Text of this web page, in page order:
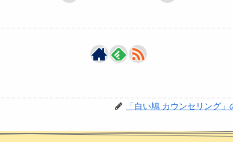
「白い鳩 カウンセリング」